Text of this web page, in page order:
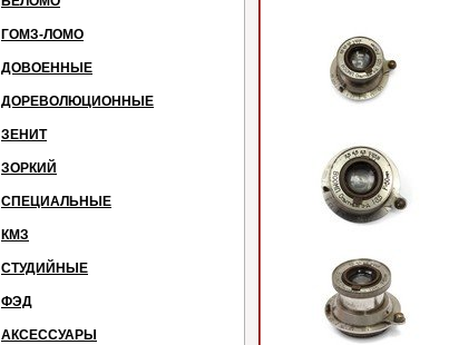
ГОМЗ-ЛОМО
ДОВОЕННЫЕ
ДОРЕВОЛЮЦИОННЫЕ
ЗЕНИТ
ЗОРКИЙ
СПЕЦИАЛЬНЫЕ
КМЗ
СТУДИЙНЫЕ
ФЭД
АКСЕССУАРЫ